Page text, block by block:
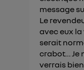
message
Le
avec eux
serait
crabot… Je
verrais bien